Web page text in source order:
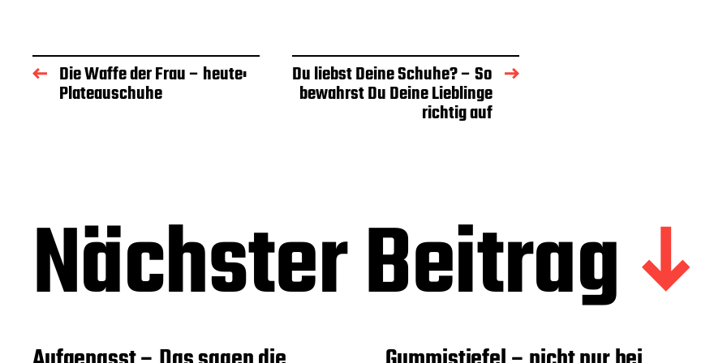
Die Waffe der Frau – heute:
Plateauschuhe
Du liebst Deine Schuhe? – So
bewahrst Du Deine Lieblinge
richtig auf
Nächster Beitrag